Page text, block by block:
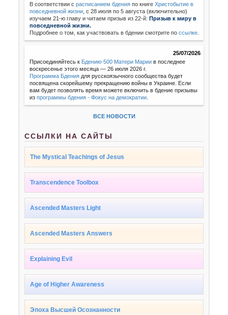
В соответствии с расписанием бдения по книгеХристобытие в
повседневной жизни с 28 июля по 5 августа (включительно)
изучаем 21-ю главу и читаем призыв из 22-й:Призыв к миру в
повседневной жизни.
Подробнее о том, как участвовать в бдении смотрите поссылке
25/07/2026
Присоединяйтесь к Бдению-500 Матери Марии в последнее
воскресенье этого месяца — 26 июля 2026 г.
Программа Бдения для русскоязычного сообщества будет
посвящена скорейшему прекращению войны в Украине. Если
вам будет позволять время можете включить в бдение призывы
изпрограммы бдения - Фокус на демократии
ВСЕ НОВОСТИ
ССЫЛКИ НА САЙТЫ
The Mystical Teachings of Jesus
Transcendence Toolbox
Ascended Masters Light
Ascended Masters Answers
Explaining Evil
Age of Higher Awareness
Эпоха Высшей Осознанности